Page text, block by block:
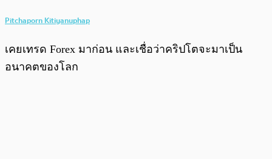
Pitchaporn Kitiyanuphap
เคยเทรด Forex มาก่อน และเชื่อว่าคริปโตจะมาเป็น
อนาคตของโลก